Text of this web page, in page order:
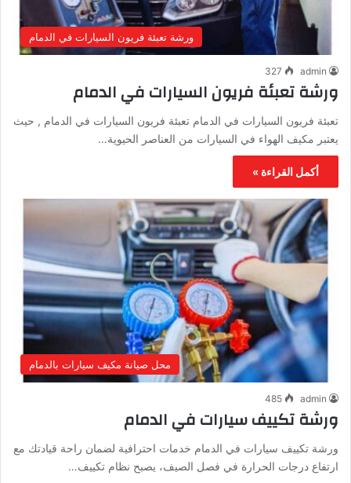
ورشة تعبئة فريون السيارات في الدمام
admin
327
ورشة تعبئة فريون السيارات في الدمام
تعبئة فريون السيارات في الدمام تعبئة فريون السيارات في الدمام , حيث
يعتبر مكيف الهواء في السيارات من العناصر الحيوية…
أكمل القراءة »
محل صيانة مكيف سيارات بالدمام
admin
485
ورشة تكييف سيارات في الدمام
ورشة تكييف سيارات في الدمام خدمات احترافية لضمان راحة قيادتك مع
ارتفاع درجات الحرارة في فصل الصيف، يصبح نظام تكييف…